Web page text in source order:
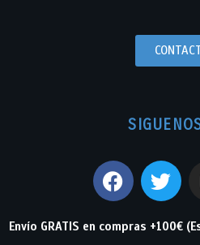
Envío GRATIS en compras +100€